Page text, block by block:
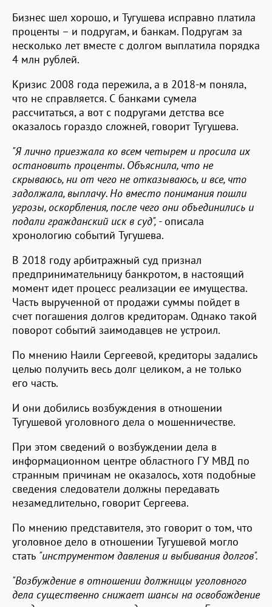
Бизнес шел хорошо, и Тугушева исправно платила
проценты – и подругам, и банкам. Подругам за
несколько лет вместе с долгом выплатила порядка
4 млн рублей.
Кризис 2008 года пережила, а в 2018-м поняла,
что не справляется. С банками сумела
рассчитаться, а вот с подругами детства все
оказалось гораздо сложней, говорит Тугушева.
"Я лично приезжала ко всем четырем и просила их
остановить проценты. Объяснила, что не
скрываюсь, ни от чего не отказываюсь, и все, что
задолжала, выплачу. Но вместо понимания пошли
угрозы, оскорбления, после чего они объединились и
подали гражданский иск в суд", -описала
хронологию событий Тугушева.
В 2018 году арбитражный суд признал
предпринимательницу банкротом, в настоящий
момент идет процесс реализации ее имущества.
Часть вырученной от продажи суммы пойдет в
счет погашения долгов кредиторам. Однако такой
поворот событий заимодавцев не устроил.
По мнению Наили Сергеевой, кредиторы задались
целью получить весь долг целиком, а не только
его часть.
И они добились возбуждения в отношении
Тугушевой уголовного дела о мошенничестве.
При этом сведений о возбуждении дела в
информационном центре областного ГУ МВД по
странным причинам не оказалось, хотя подобные
сведения следователи должны передавать
незамедлительно, говорит Сергеева.
По мнению представителя, это говорит о том, что
уголовное дело в отношении Тугушевой могло
стать "инструментом давления и выбивания долгов".
"Возбуждение в отношении должницы уголовного
дела существенно снижает шансы на освобождение